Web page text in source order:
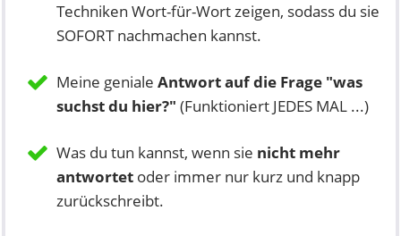
Techniken Wort-für-Wort zeigen, sodass du sie
SOFORT nachmachen kannst.
Meine geniale Antwort auf die Frage "was
suchst du hier?" (Funktioniert JEDES MAL ...)
Was du tun kannst, wenn sie nicht mehr
antwortet oder immer nur kurz und knapp
zurückschreibt.